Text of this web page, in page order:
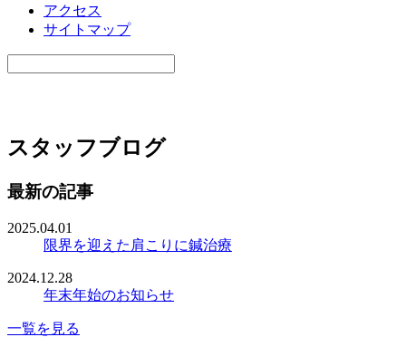
アクセス
サイトマップ
スタッフブログ
最新の記事
2025.04.01
限界を迎えた肩こりに鍼治療
2024.12.28
年末年始のお知らせ
一覧を見る